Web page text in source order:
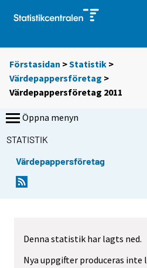
Förstasidan >Statistik >
Värdepappersföretag >
Värdepappersföretag 2011
Öppna menyn
STATISTIK
Värdepappersföretag
Denna statistik har lagts ned.
Nya uppgifter produceras inte